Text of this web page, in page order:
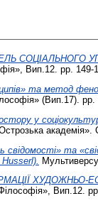
СОЦІАЛЬНОГО
Вип.12. pp. 149-
та метод
(Вип.17). pp.
у
свідомості» та
ХУДОЖНЬО-
Вип.12.